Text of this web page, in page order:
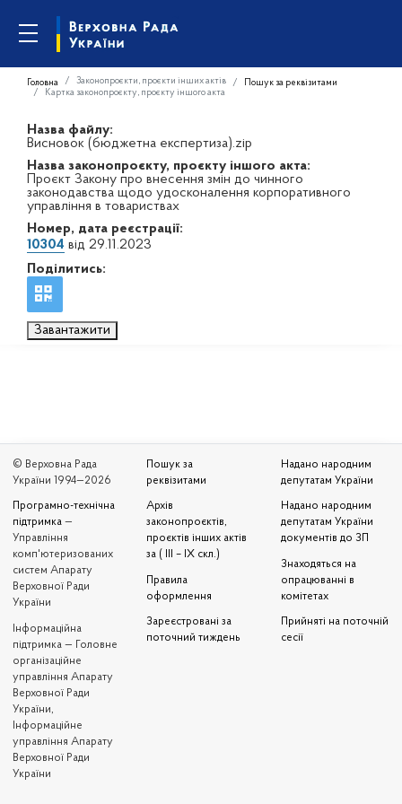
Головна Законопроєкти, проєкти інших актів
Пошук за реквізитами
Картка законопроєкту, проєкту іншого акта
Назва файлу:
Висновок (бюджетна експертиза).zip
Назва законопроєкту, проєкту іншого акта:
Проєкт Закону про внесення змін до чинного
законодавства щодо удосконалення корпоративного
управління в товариствах
Номер, дата реєстрації:
10304 від 29.11.2023
Поділитись:
Завантажити
© Верховна Рада
України 1994—2026
Програмно-технічна
підтримка —
Управління
комп'ютеризованих
систем Апарату
Верховної Ради
України
Iнформаційна
підтримка — Головне
організаційне
управління Апарату
Верховної Ради
України,
Інформаційне
управління Апарату
Верховної Ради
України
Пошук за
реквізитами
Архів
законопроєктів,
проєктів інших актів
за ( III – IX скл.)
Правила
оформлення
Зареєстровані за
поточний тиждень
Надано народним
депутатам України
Надано народним
депутатам України
документів до ЗП
Знаходяться на
опрацюванні в
комітетах
Прийняті на поточній
сесії